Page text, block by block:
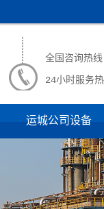
全国咨询热线
24小时服务热
运城公司设备